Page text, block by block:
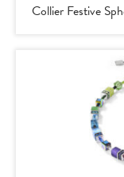
Collier Festive